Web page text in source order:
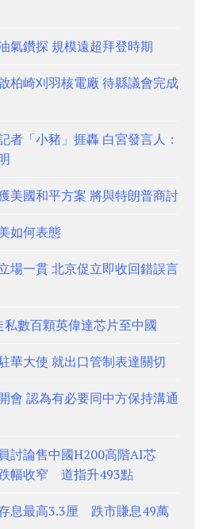
氣鑽探 規模遠超拜登時期
柏崎刈羽核電廠 待縣議會完成
者「小豬」捱轟 白宮發言人：
美國和平方案 將與特朗普商討
如何表態
場一貫 北京促立即收回錯誤言
私數百顆英偉達芯片至中國
華大使 就出口管制表達關切
會 認為有必要同中方保持溝通
討論售中國H200高階AI芯
幅收窄 道指升493點
息最高3.3厘 跌市賺息49萬